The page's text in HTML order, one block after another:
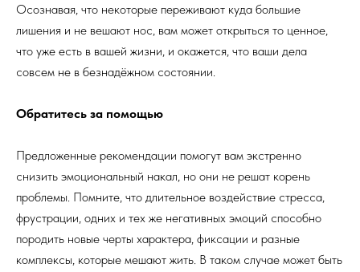
Осознавая, что некоторые переживают куда большие
лишения и не вешают нос, вам может открыться то ценное,
что уже есть в вашей жизни, и окажется, что ваши дела
совсем не в безнадёжном состоянии.
Обратитесь за помощью
Предложенные рекомендации помогут вам экстренно
снизить эмоциональный накал, но они не решат корень
проблемы. Помните, что длительное воздействие стресса,
фрустрации, одних и тех же негативных эмоций способно
породить новые черты характера, фиксации и разные
комплексы, которые мешают жить. В таком случае может быть